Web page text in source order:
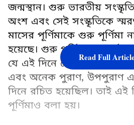
জন্মস্থান। গুরু ভারতীয়
অংশ এবং সেই সংস্কৃতিকে
মাসের পূর্ণিমাকে গুরু পূর্ণিমা
হয়েছে। গুরু পূর্ণিমা সম্পর্কে,
যে এই দিনে বেদ ব্যাস, বেদ
এবং অনেক পুরাণ, উপপুরাণ
দিনে রচিত হয়েছিল। তাই এই
পূর্ণিমাও বলা হয়।
Read Full